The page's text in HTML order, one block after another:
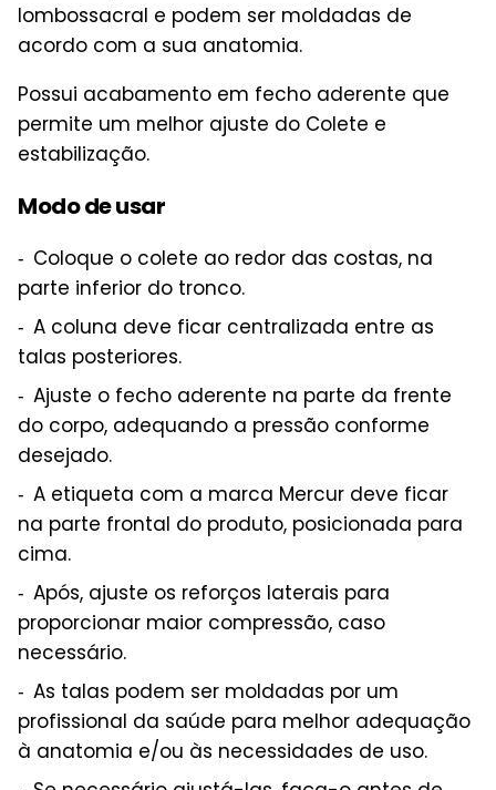
lombossacral e podem ser moldadas de
acordo com a sua anatomia.
Possui acabamento em fecho aderente que
permite um melhor ajuste do Colete e
estabilização.
Modo de usar
Coloque o colete ao redor das costas, na
parte inferior do tronco.
A coluna deve ficar centralizada entre as
talas posteriores.
Ajuste o fecho aderente na parte da frente
do corpo, adequando a pressão conforme
desejado.
A etiqueta com a marca Mercur deve ficar
na parte frontal do produto, posicionada para
cima.
Após, ajuste os reforços laterais para
proporcionar maior compressão, caso
necessário.
As talas podem ser moldadas por um
profissional da saúde para melhor adequação
à anatomia e/ou às necessidades de uso.